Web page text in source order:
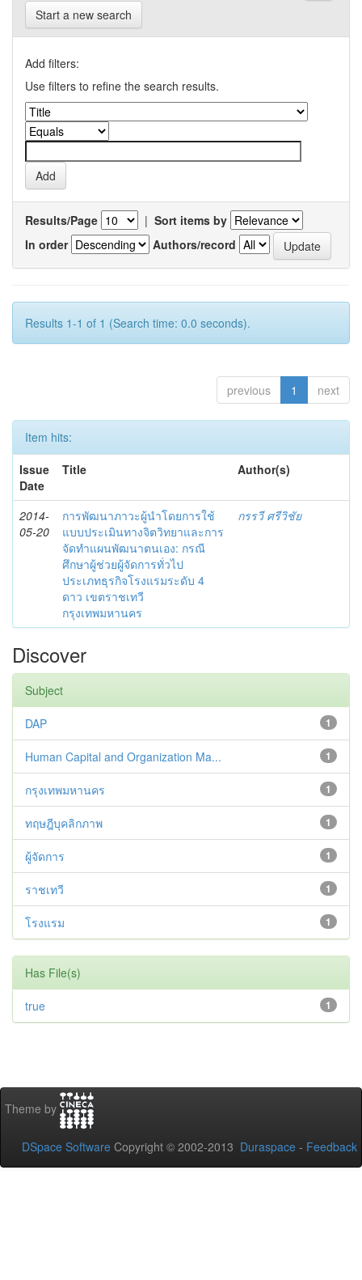
Start a new search
Add filters:
Use filters to refine the search results.
Results/Page | Sort items by
In order
Authors/record
Results 1-1 of 1 (Search time: 0.0 seconds).
previous 1 next
Item hits:
Issue
Date
Title Author(s)
2014-
05-20
การพัฒนาภาวะผู้นำโดยการใช้
แบบประเมินทางจิตวิทยาและการ
จัดทำแผนพัฒนาตนเอง: กรณี
ศึกษาผู้ช่วยผู้จัดการทั่วไป
ประเภทธุรกิจโรงแรมระดับ 4
ดาว เขตราชเทวี
กรุงเทพมหานคร
กรรวี ศรีวิชัย
Discover
Subject
1
DAP
1
Human Capital and Organization Ma...
1
กรุงเทพมหานคร
1
ทฤษฎีบุคลิกภาพ
1
ผู้จัดการ
1
ราชเทวี
1
โรงแรม
Has File(s)
1
true
Theme by
DSpace Software Copyright © 2002-2013 Duraspace - Feedback